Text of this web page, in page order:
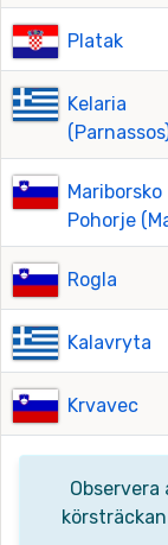
Platak
Kelaria
Mariborsko
Pohorje
Rogla
Kalavryta
Krvavec